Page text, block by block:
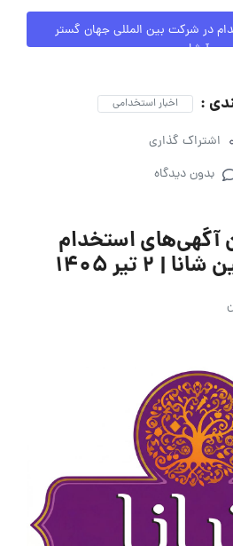
در شرکت بین المللی جهان گستر
آرشا
: اخبار استخدامی
اشتراک گذاری
بدون دیدگاه
آگهی‌های استخدام
۲ تیر ۱۴۰۵